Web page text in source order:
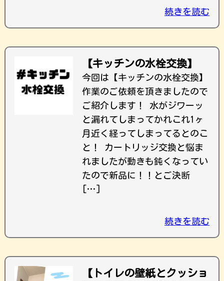
続きを読む
【キッチンの水栓交換】
今回は【キッチンの水栓交換】
作業のご依頼を頂きましたので
ご紹介します！ 水がジワーッ
と漏れてしまってかれこれ1ヶ
月近く経ってしまってるとのこ
と！ カートリッジ交換と悩ま
れましたが動きも鈍くなってい
たので新品に！！とご決断
[…]
続きを読む
【トイレの壁紙とクッショ